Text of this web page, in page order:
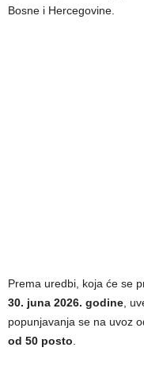
Bosne i Hercegovine.
Prema uredbi, koja će se
30. juna 2026. godine ,
popunjavanja se na uvoz
od 50 posto